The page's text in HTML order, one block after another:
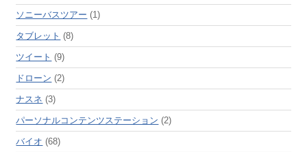
ソニーバスツアー (1)
タブレット (8)
ツイート (9)
ドローン (2)
ナスネ (3)
パーソナルコンテンツステーション (2)
バイオ (68)